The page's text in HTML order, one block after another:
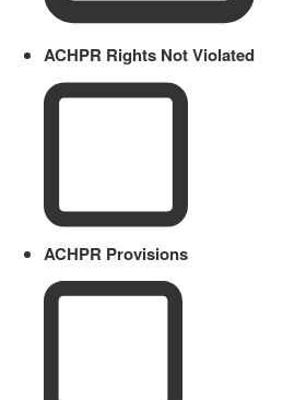
ACHPR Rights Not Violated
ACHPR Provisions